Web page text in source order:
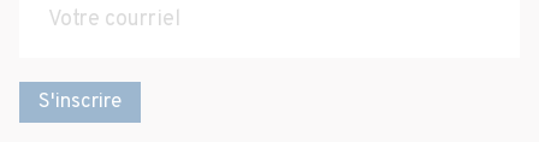
S'inscrire